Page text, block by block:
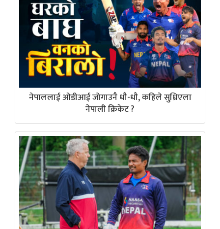
नेपाललाई ओडीआई जोगाउनै धौ-धौ, कहिले सुध्रिएला
नेपाली क्रिकेट ?